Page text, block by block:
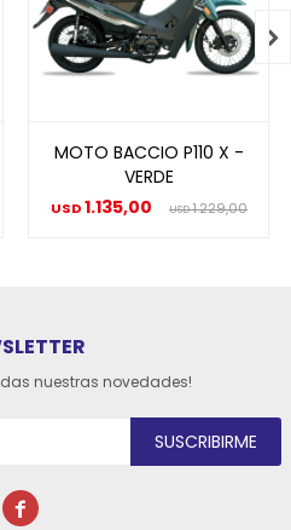
MOTO BACCIO P110 X -
VERDE
USD1.135,00 USD1.229,00

nuestras novedades!
SUSCRIBIRME
